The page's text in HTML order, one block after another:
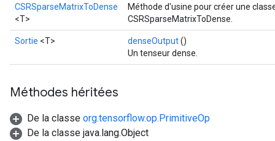
CSRSparseMatrixToDense
<T>
Méthode d'usine pour créer une
CSRSparseMatrixToDense.
Sortie <T> denseOutput()
Un tenseur dense.
Méthodes héritées
De la classe org.tensorflow.op.PrimitiveOp
De la classe java.lang.Object